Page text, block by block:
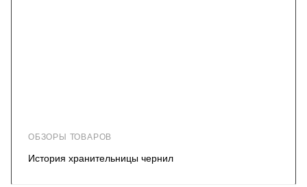
ОБЗОРЫ ТОВАРОВ
История хранительницы чернил